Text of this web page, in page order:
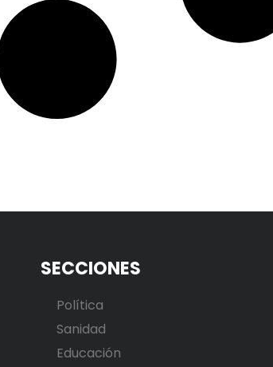
SECCIONES
Política
Sanidad
Educación